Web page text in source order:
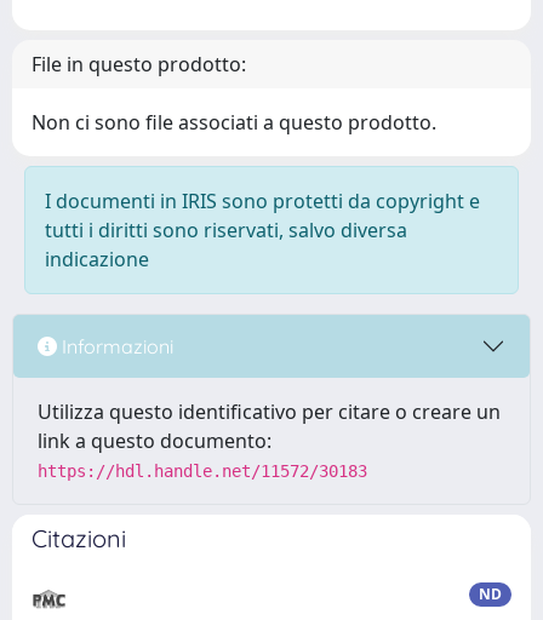
File in questo prodotto:
Non ci sono file associati a questo prodotto.
I documenti in IRIS sono protetti da copyright e
tutti i diritti sono riservati, salvo diversa
indicazione
Informazioni
Utilizza questo identificativo per citare o creare un
link a questo documento:
https://hdl.handle.net/11572/30183
Citazioni
ND